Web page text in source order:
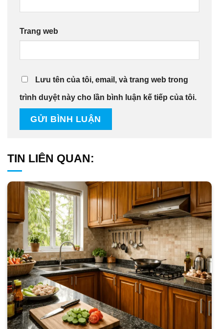
Trang web
Lưu tên của tôi, email, và trang web trong
trình duyệt này cho lần bình luận kế tiếp của tôi.
TIN LIÊN QUAN: